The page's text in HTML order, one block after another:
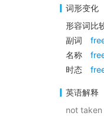
词形变化
形容词比
副词
名称
时态
英语解释
not